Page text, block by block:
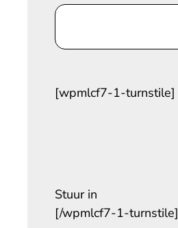
[wpmlcf7-1-turnstile]
Stuur in
[/wpmlcf7-1-turnstile]